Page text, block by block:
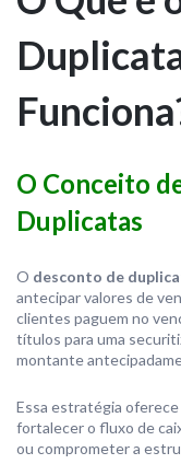
O Conceito
Duplicatas
O desconto de
antecipar valores de
clientes paguem no
títulos para uma
montante
Essa estratégia
fortalecer o fluxo de
ou comprometer a